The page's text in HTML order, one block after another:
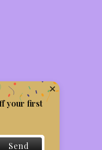
your first
Send